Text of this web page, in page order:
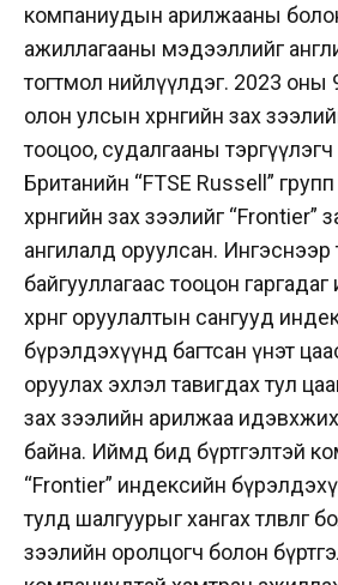
компаниудын арилжааны
ажиллагааны мэдээллийг
тогтмол нийлүүлдэг. 2023 оны
олон улсын хөрөнгийн зах
тооцоо, судалгааны
Британийн “FTSE Russell”
хөрөнгийн зах зээлийг “Frontier”
ангилалд оруулсан. Ингэснээр
байгууллагаас тооцон
хөрөнгө оруулалтын сангууд
бүрэлдэхүүнд багтсан үнэт
оруулах эхлэл тавигдах тул
зах зээлийн арилжаа
байна. Иймд бид бүртгэлтэй
“Frontier” индексийн
тулд шалгуурыг хангах
зээлийн оролцогч болон